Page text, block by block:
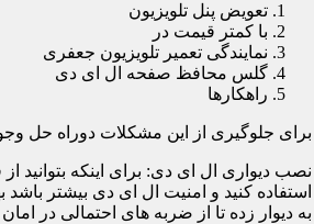
تعویض پنل تلویزیون
با کمتر قیمت در
نمایندگی تعمیر تلویزیون جعفری
گلس محافظ صفحه ال ای دی
راهکارها
برای جلوگیری از این مشکلات دوراه حل
نصب دیواری ال ای دی: برای اینکه بتوانید
استفاده کنید و امنیت ال ای دی بیشتر
به دیوار زده تا از ضربه های احتمالی در